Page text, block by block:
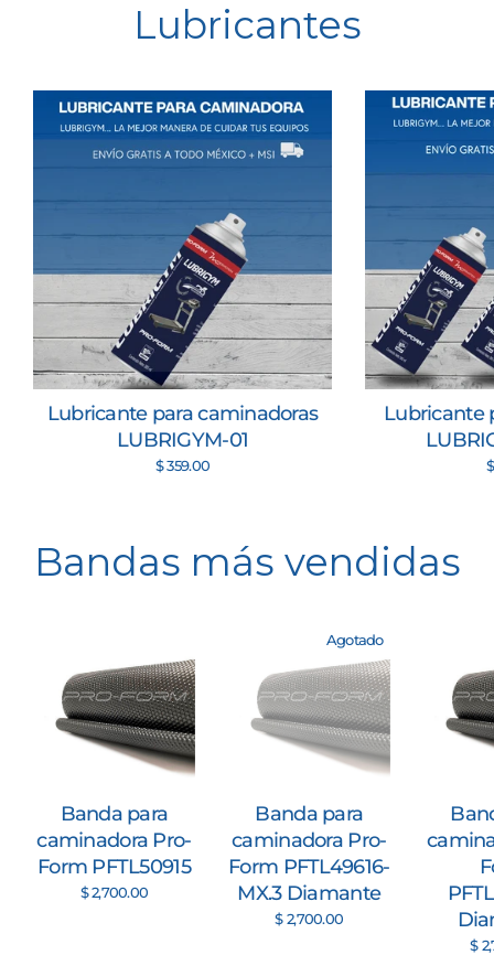
Lubricantes
Lubricante para caminadoras
LUBRIGYM-01
$ 359.00
Lubricante
Bandas más vendidas
Banda para
caminadora Pro-
Form PFTL50915
$ 2,700.00
Agotado
Banda para
caminadora Pro-
Form PFTL49616-
MX.3 Diamante
$ 2,700.00
$